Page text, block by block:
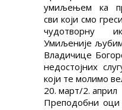
умиљењем ка
сви који смо
чудотворну
Умиљеније
Владичице
недостојних
који те молимо
20. март/2. април
Преподобни оци